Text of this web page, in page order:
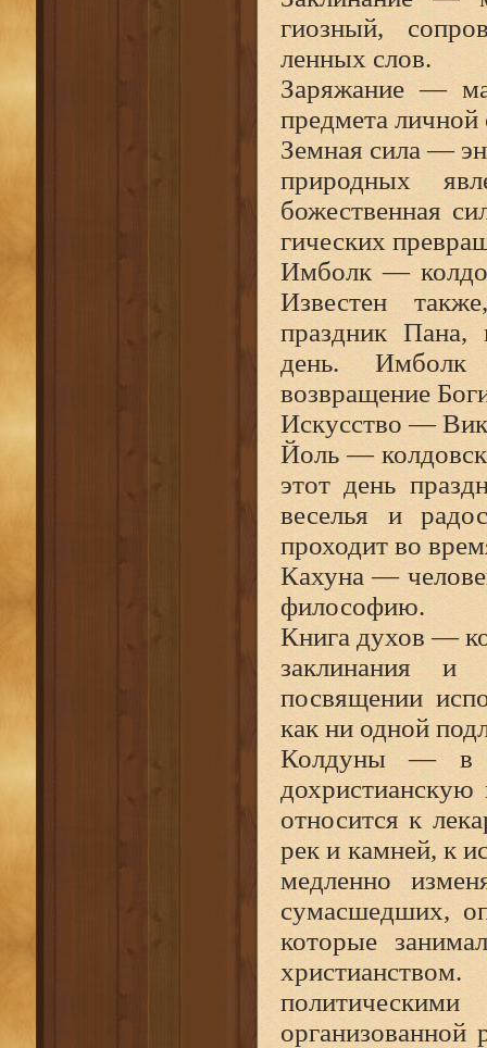
гиозный,
ленных слов.
Заряжание —
предмета личной
Земная сила —
природных
божественная
гических
Имболк —
Известен
праздник Пана,
день. Имболк
возвращение
Искусство —
Йоль —
этот день
веселья и
проходит во
Кахуна —
философию.
Книга духов —
заклинания и
посвящении
как ни одной
Колдуны — в
относится к
рек и камней, к
медленно
сумасшедших,
которые
организованной